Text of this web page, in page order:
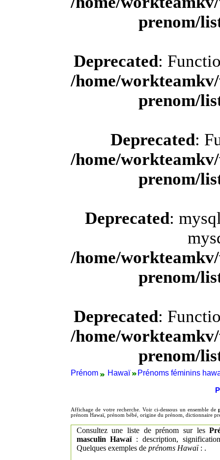
prenom/
Deprecated:
/home/
prenom/
Deprecated:
/home/
prenom/
Deprecated:
/home/
prenom/
Deprecated:
/home/
prenom/
Prénom Hawaï Prénoms féminins
Affichage de votre recherche. Voir ci-dessous un ensemble de
prénom Hawaï, prénom bébé, origine du prénom, dictionnaire
Consultez une liste de prénom sur les
masculin Hawaï: description,
Quelques exemples de prénoms Hawaï: .